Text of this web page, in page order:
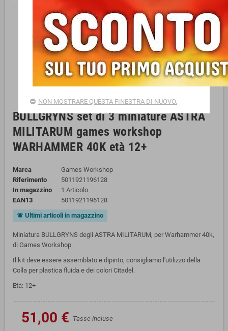
BULLGRYNS set di 3 miniature ASTRA
MILITARUM games workshop
WARHAMMER 40K età 12+
Marca
Games Workshop
Riferimento
5011921196128
In magazzino
1 Articolo
EAN13
5011921196128
notifications_active Ultimi articoli in magazzino
Miniatura BULLGRYNS degli ASTRA MILITARUM, per Warhammer 40k,
di Games Workshop.
Il kit deve essere assemblato e dipinto, consigliamo l'utilizzo della
Colla per plastica fluida e dei colori Citadel.
Età: 12+
51,00 € Tasse incluse
NON MOSTRARE QUESTA FINESTRA DI NUOVO.